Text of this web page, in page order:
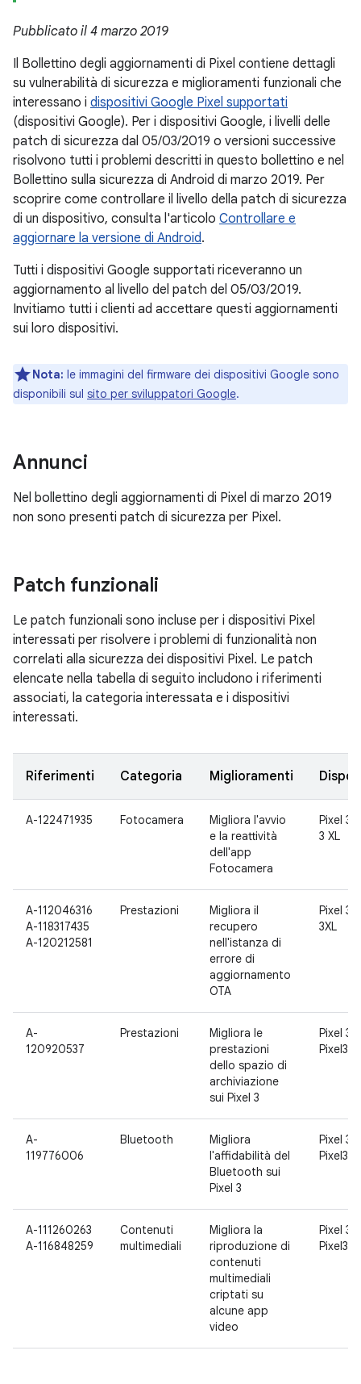
Pubblicato il 4 marzo 2019
Il Bollettino degli aggiornamenti di Pixel contiene dettagli
su vulnerabilità di sicurezza e miglioramenti funzionali che
interessano i dispositivi Google Pixel supportati
(dispositivi Google). Per i dispositivi Google, i livelli delle
patch di sicurezza dal 05/03/2019 o versioni successive
risolvono tutti i problemi descritti in questo bollettino e nel
Bollettino sulla sicurezza di Android di marzo 2019. Per
scoprire come controllare il livello della patch di sicurezza
di un dispositivo, consulta l'articolo Controllare e
aggiornare la versione di Android.
Tutti i dispositivi Google supportati riceveranno un
aggiornamento al livello del patch del 05/03/2019.
Invitiamo tutti i clienti ad accettare questi aggiornamenti
sui loro dispositivi.
Nota: le immagini del firmware dei dispositivi Google sono
disponibili sul sito per sviluppatori Google.
Annunci
Nel bollettino degli aggiornamenti di Pixel di marzo 2019
non sono presenti patch di sicurezza per Pixel.
Patch funzionali
Le patch funzionali sono incluse per i dispositivi Pixel
interessati per risolvere i problemi di funzionalità non
correlati alla sicurezza dei dispositivi Pixel. Le patch
elencate nella tabella di seguito includono i riferimenti
associati, la categoria interessata e i dispositivi
interessati.
Riferimenti Categoria Miglioramenti
A-122471935 Fotocamera
Migliora l'avvio
e la reattività
dell'app
Fotocamera
Pixel 3,
3 XL
A-112046316
A-118317435
A-120212581
Prestazioni
Migliora il
recupero
nell'istanza di
errore di
aggiornamento
OTA
Pixel 3,
3XL
A-
120920537
Prestazioni
Migliora le
prestazioni
dello spazio di
archiviazione
sui Pixel 3
Pixel 3,
Pixel3
A-
119776006
Bluetooth
Migliora
l'affidabilità del
Bluetooth sui
Pixel 3
Pixel 3,
Pixel3
A-111260263
A-116848259
Contenuti
multimediali
Migliora la
riproduzione di
contenuti
multimediali
criptati su
alcune app
video
Pixel 3,
Pixel3